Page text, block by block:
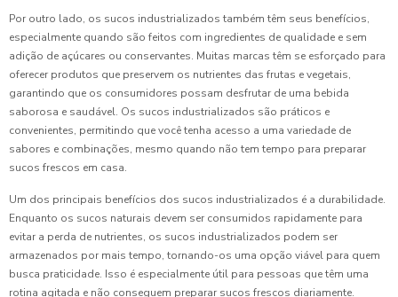
Por outro lado, os sucos industrializados também têm seus benefícios,
especialmente quando são feitos com ingredientes de qualidade e sem
adição de açúcares ou conservantes. Muitas marcas têm se esforçado para
oferecer produtos que preservem os nutrientes das frutas e vegetais,
garantindo que os consumidores possam desfrutar de uma bebida
saborosa e saudável. Os sucos industrializados são práticos e
convenientes, permitindo que você tenha acesso a uma variedade de
sabores e combinações, mesmo quando não tem tempo para preparar
sucos frescos em casa.
Um dos principais benefícios dos sucos industrializados é a durabilidade.
Enquanto os sucos naturais devem ser consumidos rapidamente para
evitar a perda de nutrientes, os sucos industrializados podem ser
armazenados por mais tempo, tornando-os uma opção viável para quem
busca praticidade. Isso é especialmente útil para pessoas que têm uma
rotina agitada e não conseguem preparar sucos frescos diariamente.